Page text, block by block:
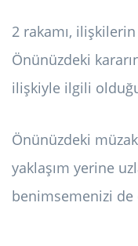
2 rakamı,
Önünüzdeki
ilişkiyle ilgili
Önünüzdeki
yaklaşım yerine
benimsemenizi